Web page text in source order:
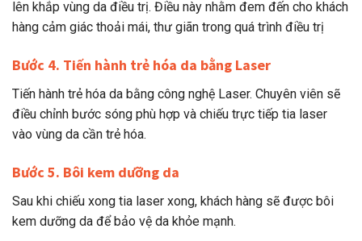
lên khắp vùng da điều trị. Điều này nhằm đem đến cho khách
hàng cảm giác thoải mái, thư giãn trong quá trình điều trị
Bước 4. Tiến hành trẻ hóa da bằng Laser
Tiến hành trẻ hóa da bằng công nghệ Laser. Chuyên viên sẽ
điều chỉnh bước sóng phù hợp và chiếu trực tiếp tia laser
vào vùng da cần trẻ hóa.
Bước 5. Bôi kem dưỡng da
Sau khi chiếu xong tia laser xong, khách hàng sẽ được bôi
kem dưỡng da để bảo vệ da khỏe mạnh.